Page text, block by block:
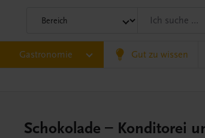
Gastronomie Gut zu wissen
Schokolade – Konditorei